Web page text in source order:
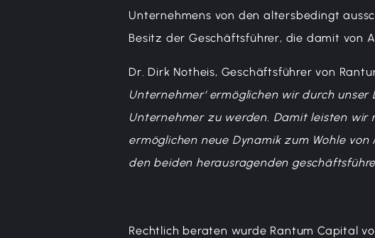
Unternehmens von den altersbedingt
Besitz der Geschäftsführer, die damit von
Dr. Dirk Notheis, Geschäftsführer von
Unternehmer‘ ermöglichen wir durch
Unternehmer zu werden. Damit leisten wir
ermöglichen neue Dynamik zum Wohle
den beiden herausragenden
Rechtlich beraten wurde Rantum Capital